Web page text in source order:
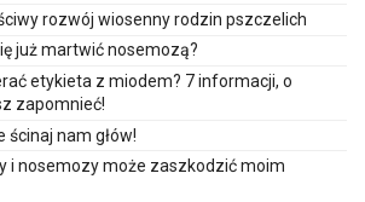
rozwój wiosenny rodzin pszczelich
już martwić nosemozą?
etykieta z miodem? 7 informacji, o
zapomnieć!
ścinaj nam głów!
i nosemozy może zaszkodzić moim